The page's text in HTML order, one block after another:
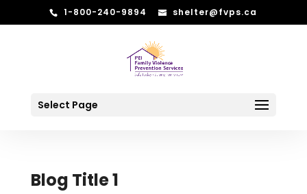
1-800-240-9894 shelter@fvps.ca
Select Page
Blog Title 1